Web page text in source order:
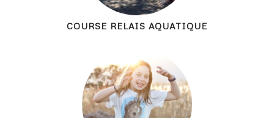
COURSE RELAIS AQUATIQUE